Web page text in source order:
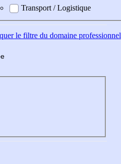
Transport / Logistique
le filtre du domaine professionnel